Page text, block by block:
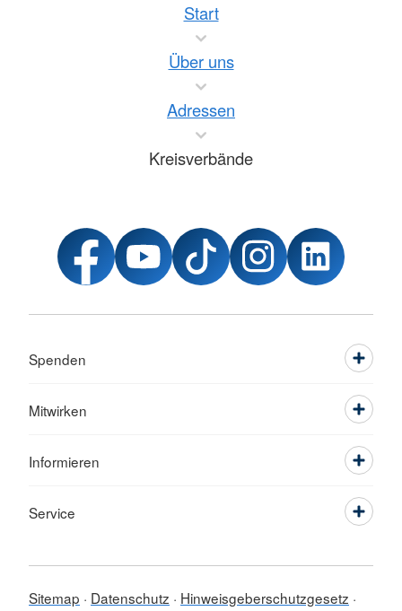
Start
Über uns
Adressen
Kreisverbände
Spenden
Mitwirken
Informieren
Service
Sitemap Datenschutz
Hinweisgeberschutzgesetz